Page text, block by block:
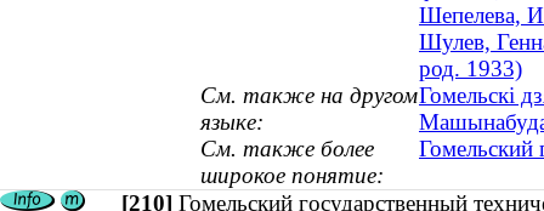
Шепелева,
Шулев,
род. 1933)
См. также на другом
языке:
Гомельскі
См. также более
широкое понятие:
Гомельский
[210] Гомельский государственный